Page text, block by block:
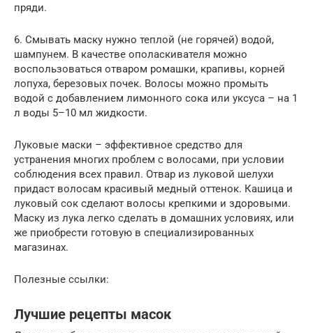
пряди.
6. Смывать маску нужно теплой (не горячей) водой,
шампунем. В качестве ополаскивателя можно
воспользоваться отваром ромашки, крапивы, корней
лопуха, березовых почек. Волосы можно промыть
водой с добавлением лимонного сока или уксуса – на 1
л воды 5–10 мл жидкости.
Луковые маски – эффективное средство для
устранения многих проблем с волосами, при условии
соблюдения всех правил. Отвар из луковой шелухи
придаст волосам красивый медный оттенок. Кашица и
луковый сок сделают волосы крепкими и здоровыми.
Маску из лука легко сделать в домашних условиях, или
же приобрести готовую в специализированных
магазинах.
Полезные ссылки:
Лучшие рецепты масок